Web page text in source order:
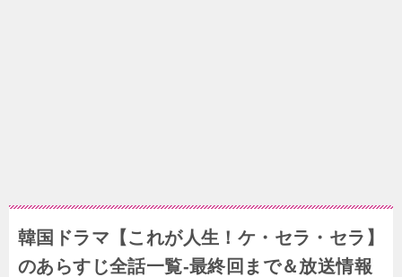
韓国ドラマ【これが人生！ケ・セラ・セラ】
のあらすじ全話一覧-最終回まで＆放送情報